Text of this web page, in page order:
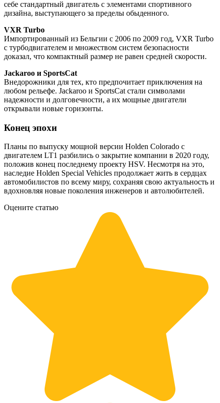
себе стандартный двигатель с элементами спортивного
дизайна, выступающего за пределы обыденного.
VXR Turbo
Импортированный из Бельгии с 2006 по 2009 год, VXR Turbo
с турбодвигателем и множеством систем безопасности
доказал, что компактный размер не равен средней скорости.
Jackaroo и SportsCat
Внедорожники для тех, кто предпочитает приключения на
любом рельефе. Jackaroo и SportsCat стали символами
надежности и долговечности, а их мощные двигатели
открывали новые горизонты.
Конец эпохи
Планы по выпуску мощной версии Holden Colorado с
двигателем LT1 разбились о закрытие компании в 2020 году,
положив конец последнему проекту HSV. Несмотря на это,
наследие Holden Special Vehicles продолжает жить в сердцах
автомобилистов по всему миру, сохраняя свою актуальность и
вдохновляя новые поколения инженеров и автолюбителей.
Оцените статью